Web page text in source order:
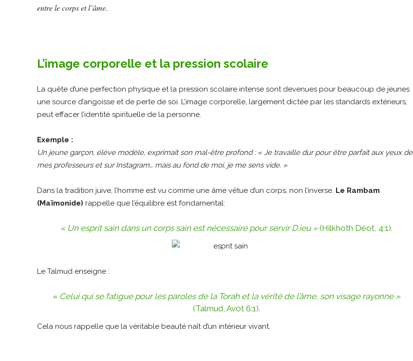
entre le corps et l’âme.
L’image corporelle et la pression scolaire
La quête d’une perfection physique et la pression scolaire intense sont devenues pour beaucoup de jeunes
une source d’angoisse et de perte de soi. L’image corporelle, largement dictée par les standards extérieurs,
peut effacer l’identité spirituelle de la personne.
Exemple :
Un jeune garçon, élève modèle, exprimait son mal-être profond : « Je travaille dur pour être parfait aux yeux de
mes professeurs et sur Instagram… mais au fond de moi, je me sens vide. »
Dans la tradition juive, l’homme est vu comme une âme vêtue d’un corps, non l’inverse. Le Rambam
(Maïmonide) rappelle que l’équilibre est fondamental:
« Un esprit sain dans un corps sain est nécessaire pour servir D.ieu »(Hilkhoth Déot, 4:1).
Le Talmud enseigne :
« Celui qui se fatigue pour les paroles de la Torah et la vérité de l’âme, son visage rayonne »
(Talmud, Avot 6:1).
Cela nous rappelle que la véritable beauté naît d’un intérieur vivant.